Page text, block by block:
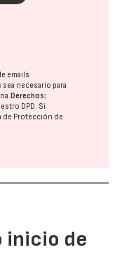
emails
necesario para
Derechos:
DPD. Si
de Protección de
inicio de